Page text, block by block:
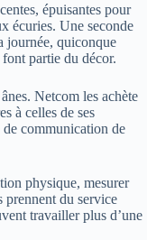
épuisantes pour
écuries. Une seconde
journée, quiconque
partie du décor.
Netcom les achète
à celles de ses
communication de
physique, mesurer
prennent du service
travailler plus d’une